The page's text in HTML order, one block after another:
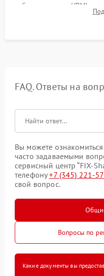
работы разъемов HDMI,
в рабочем режиме в
FAQ. Ответы на
Вы можете
часто задаваемыми
сервисный центр “FIX-
телефону+7 (345) 221-
свой вопрос.
Вопросы по
Какие документы вы